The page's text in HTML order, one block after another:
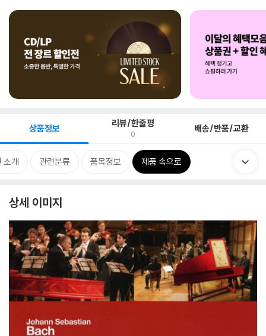
상품정보 리뷰/한줄평
0 배송/반품/교환
소개 관련분류 품목정보 제품 속으로
상세 이미지